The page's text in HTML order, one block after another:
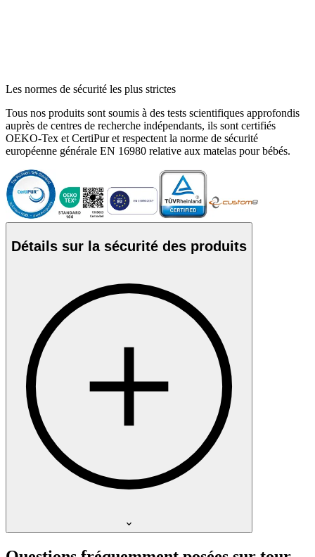
Les normes de sécurité les plus strictes
Tous nos produits sont soumis à des tests scientifiques approfondis
auprès de centres de recherche indépendants, ils sont certifiés
OEKO-Tex et CertiPur et respectent la norme de sécurité
européenne générale EN 16980 relative aux matelas pour bébés.
Détails sur la sécurité des produits